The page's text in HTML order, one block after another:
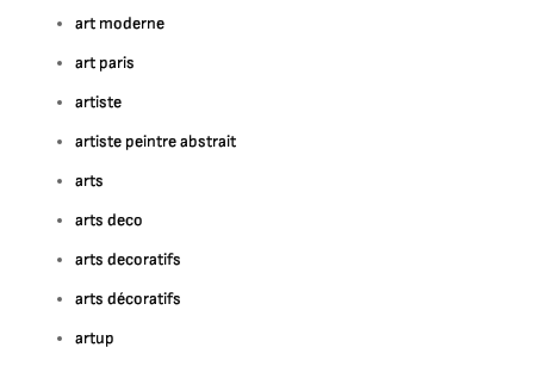
art moderne
art paris
artiste
artiste peintre abstrait
arts
arts deco
arts decoratifs
arts décoratifs
artup